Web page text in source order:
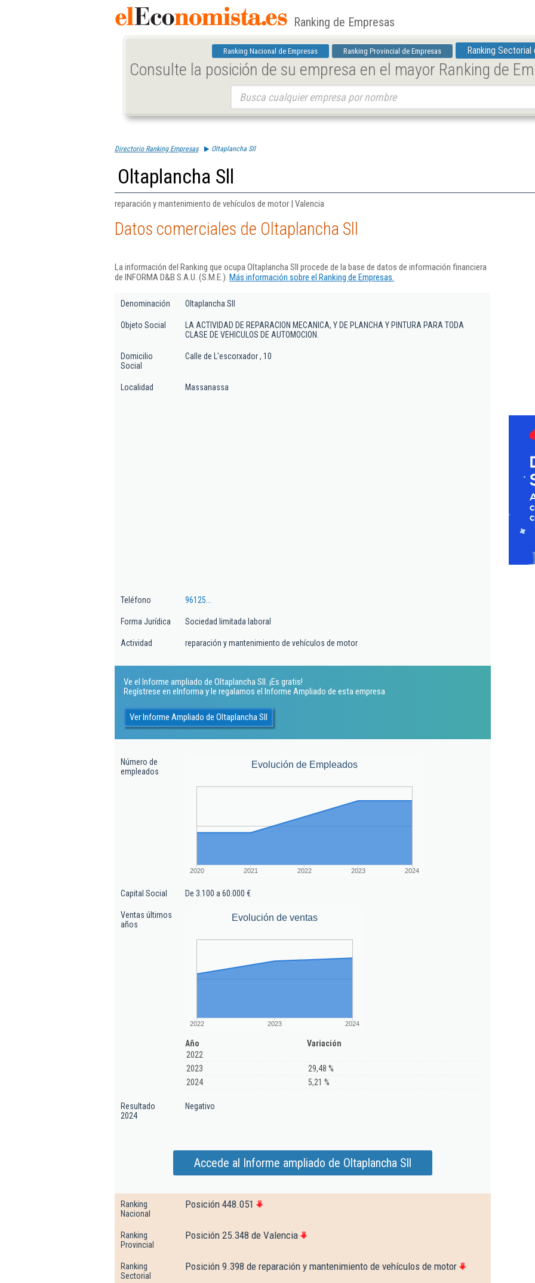
Ranking de Empresas
Ranking Nacional de Empresas Ranking Provincial de Empresas Ranking Sectorial
Consulte la posición de su empresa en el mayor Ranking de
Directorio Ranking Empresas Oltaplancha Sll
Oltaplancha Sll
reparación y mantenimiento de vehículos de motor | Valencia
Datos comerciales de Oltaplancha Sll
La información del Ranking que ocupa Oltaplancha Sll procede de la base de datos de información financiera
de INFORMA D&B S.A.U. (S.M.E.). Más información sobre el Ranking de Empresas.
Denominación Oltaplancha Sll
Objeto Social
LA ACTIVIDAD DE REPARACION MECANICA, Y DE PLANCHA Y PINTURA PARA TODA
CLASE DE VEHICULOS DE AUTOMOCION.
Domicilio
Social
Calle de L'escorxador , 10
Localidad Massanassa
Teléfono 96125...
Forma Jurídica Sociedad limitada laboral
Actividad reparación y mantenimiento de vehículos de motor
Ve el Informe ampliado de Oltaplancha Sll. ¡Es gratis!
Regístrese en eInforma y le regalamos el Informe Ampliado de esta empresa
Ver Informe Ampliado de Oltaplancha Sll
Número de
empleados
Evolución de Empleados
2020 2021 2022 2023 2024
Capital Social De 3.100 a 60.000 €
Ventas últimos
años
Evolución de ventas
2022 2023 2024
Año
Variación
2022
2023
29,48 %
2024
5,21 %
Resultado
2024
Negativo
Accede al Informe ampliado de Oltaplancha Sll
Ranking
Nacional
Posición 448.051
Ranking
Provincial
Posición 25.348 de Valencia
Ranking
Sectorial
Posición 9.398 de reparación y mantenimiento de vehículos de motor